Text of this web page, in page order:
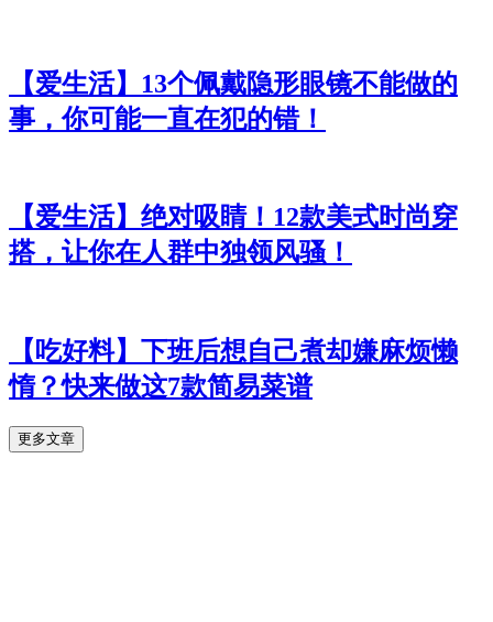
【爱生活】13个佩戴隐形眼镜不能做的
事，你可能一直在犯的错！
【爱生活】绝对吸睛！12款美式时尚穿
搭，让你在人群中独领风骚！
【吃好料】下班后想自己煮却嫌麻烦懒
惰？快来做这7款简易菜谱
更多文章